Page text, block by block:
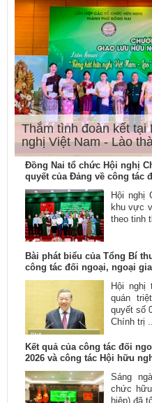
Thắm tình đoàn kết tại
nghị Việt Nam - Lào
Đồng Nai tổ chức Hội nghị
quyết của Đảng về công tác
Hội nghị
khu vực
theo tinh
Bài phát biểu của Tổng Bí
công tác đối ngoại, ngoại
Hội nghị
quán
quyết số
Chính trị ...
Kết quả của công tác đối
2026 và công tác Hội hữu
Sáng
chức
hiệp) đã